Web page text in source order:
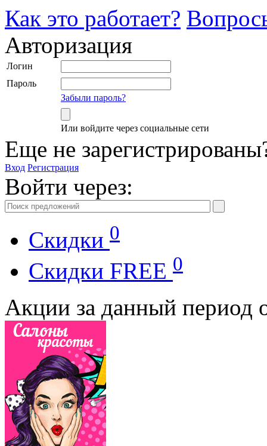
Как это работает?
Авторизация
Логин
Пароль
Забыли пароль?
Или войдите через социальные сети
Еще не
Вход Регистрация
Войти через:
Скидки 0
Cкидки FREE 0
Акции за данный период